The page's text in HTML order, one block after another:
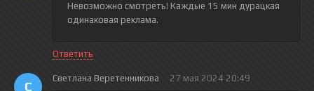
Невозможно смотреть! Каждые 15 мин дурацкая
одинаковая реклама.
Ответить
С
Светлана Веретенникова 27 мая 2024 20:49